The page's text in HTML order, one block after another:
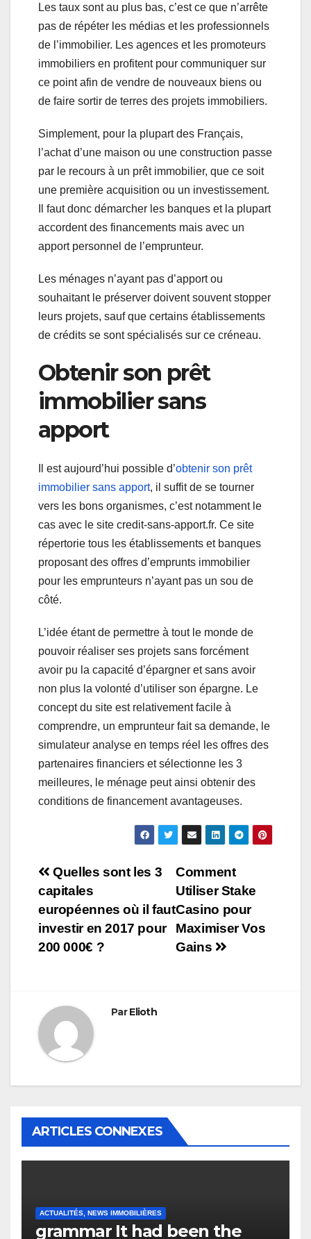
Les taux sont au plus bas, c’est ce que n’arrête
pas de répéter les médias et les professionnels
de l’immobilier. Les agences et les promoteurs
immobiliers en profitent pour communiquer sur
ce point afin de vendre de nouveaux biens ou
de faire sortir de terres des projets immobiliers.
Simplement, pour la plupart des Français,
l’achat d’une maison ou une construction passe
par le recours à un prêt immobilier, que ce soit
une première acquisition ou un investissement.
Il faut donc démarcher les banques et la plupart
accordent des financements mais avec un
apport personnel de l’emprunteur.
Les ménages n’ayant pas d’apport ou
souhaitant le préserver doivent souvent stopper
leurs projets, sauf que certains établissements
de crédits se sont spécialisés sur ce créneau.
Obtenir son prêt
immobilier sans
apport
Il est aujourd’hui possible d’obtenir son prêt
immobilier sans apport, il suffit de se tourner
vers les bons organismes, c’est notamment le
cas avec le site credit-sans-apport.fr. Ce site
répertorie tous les établissements et banques
proposant des offres d’emprunts immobilier
pour les emprunteurs n’ayant pas un sou de
côté.
L’idée étant de permettre à tout le monde de
pouvoir réaliser ses projets sans forcément
avoir pu la capacité d’épargner et sans avoir
non plus la volonté d’utiliser son épargne. Le
concept du site est relativement facile à
comprendre, un emprunteur fait sa demande, le
simulateur analyse en temps réel les offres des
partenaires financiers et sélectionne les 3
meilleures, le ménage peut ainsi obtenir des
conditions de financement avantageuses.
Navigation
de
l’article
Comment
Utiliser Stake
Casino pour
Maximiser Vos
Gains
Quelles sont les 3
capitales
européennes où il faut
investir en 2017 pour
200 000€ ?
ParElioth
ARTICLES CONNEXES
ACTUALITÉS, NEWS IMMOBILIÈRES
grammar It had been the